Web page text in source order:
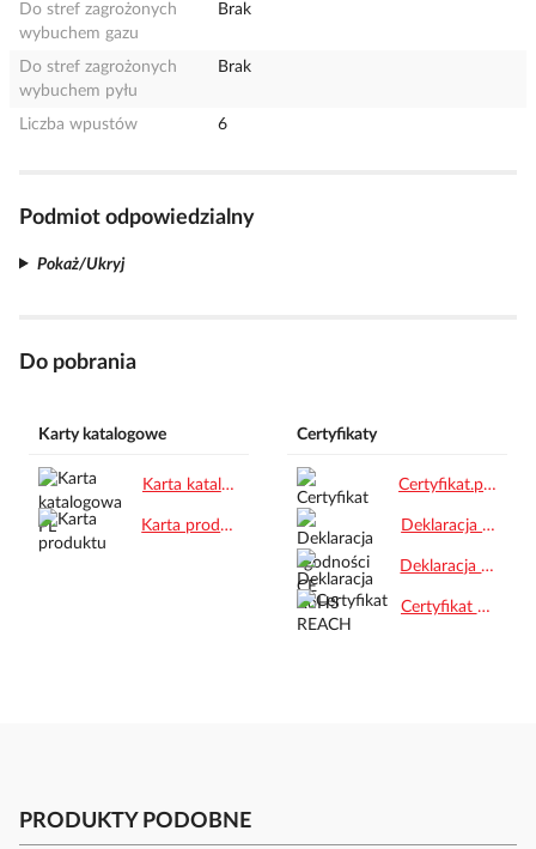
Do stref zagrożonych
wybuchem gazu
Brak
Do stref zagrożonych
wybuchem pyłu
Brak
Liczba wpustów 6
Podmiot odpowiedzialny
Pokaż/Ukryj
Do pobrania
Karty katalogowe
Karta katalogowa PL.pdf
Karta produktu.pdf
Certyfikaty
Certyfikat.pdf
Deklaracja zgodności CE.pdf
Deklaracja RoHS.pdf
Certyfikat REACH.pdf
PRODUKTY PODOBNE